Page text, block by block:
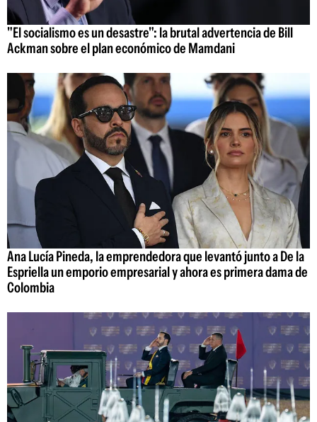
"El socialismo es un desastre": la brutal advertencia de Bill
Ackman sobre el plan económico de Mamdani
Ana Lucía Pineda, la emprendedora que levantó junto a De la
Espriella un emporio empresarial y ahora es primera dama de
Colombia